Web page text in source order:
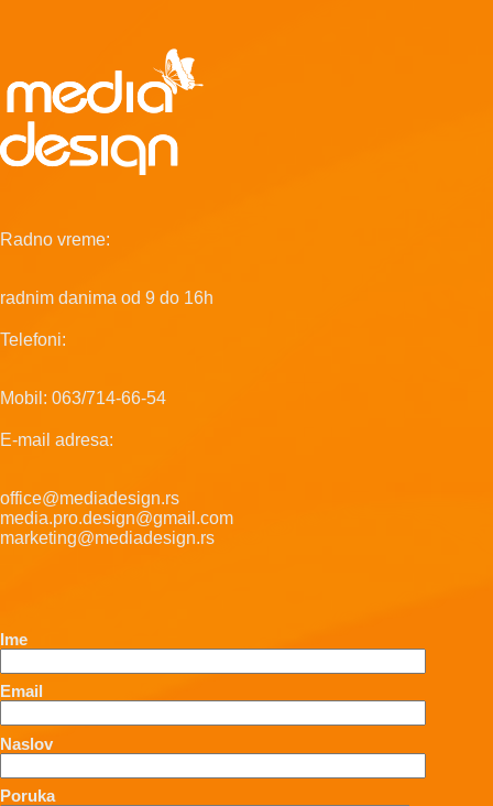
Radno vreme:
radnim danima od 9 do 16h
Telefoni:
Mobil: 063/714-66-54
E-mail adresa:
office@mediadesign.rs
media.pro.design@gmail.com
marketing@mediadesign.rs
Ime
Email
Naslov
Poruka